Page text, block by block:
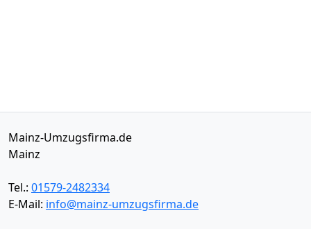
Mainz-Umzugsfirma.de
Mainz
Tel.: 01579-2482334
E-Mail: info@mainz-umzugsfirma.de